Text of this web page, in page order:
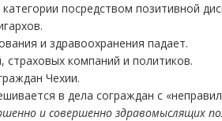
посредством позитивной
и здравоохранения падает.
страховых компаний и политиков.
Чехии.
в дела сограждан с
и совершенно здравомыслящих